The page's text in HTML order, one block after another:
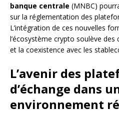
banque centrale (MNBC)
sur la réglementation des
L’intégration de ces nouvelles
l’écosystème crypto soulève des
et la coexistence avec les
L’avenir des
d’échange dans
environnement